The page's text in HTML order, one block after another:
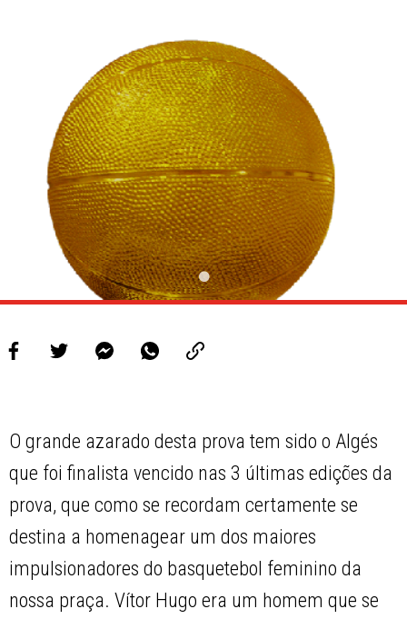
O grande azarado desta prova tem sido o Algés
que foi finalista vencido nas 3 últimas edições da
prova, que como se recordam certamente se
destina a homenagear um dos maiores
impulsionadores do basquetebol feminino da
nossa praça. Vítor Hugo era um homem que se